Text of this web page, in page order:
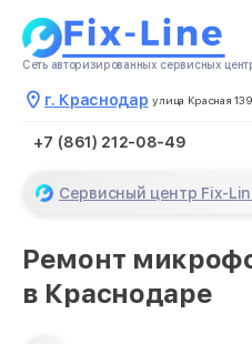
Сеть авторизированных сервисных
г. Краснодар улица Красная 139
+7 (861) 212-08-49
Сервисный центр Fix-
Ремонт
в Краснодаре